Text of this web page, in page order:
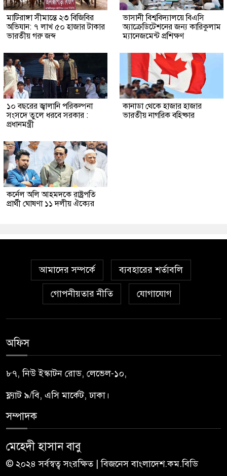
মাটিরাঙ্গা সীমান্তে ২৩ বিজিবির
অভিযান: ৭ লাখ ৫০ হাজার টাকার
ভারতীয় গরু জব্দ
ভাসানী বিশ্ববিদ্যালয়ে বিএসি
অ্যাক্রেডিটেশনের জন্য কারিকুলাম
ম্যানেজমেন্ট প্রশিক্ষণ
১০ বছরের জ্বালানি পরিকল্পনা
সংসদে তুলে ধরবে সরকার :
প্রধানমন্ত্রী
কানাডা থেকে হাজার হাজার
ভারতীয় নাগরিক বহিষ্কার
কর্নেল অলি আহমদকে রাষ্ট্রপতি
প্রার্থী ঘোষণা ১১ দলীয় ঐক্যের
আমাদের সম্পর্কে ব্যবহারের শর্তাবলি
গোপনীয়তার নীতি যোগাযোগ
অফিস
৮৭, নিউ ইস্কাটন রোড, লেভেল-১০,
ফ্ল্যাট ৯/বি, এসি মার্কেট, ঢাকা।
সম্পাদক
মেহেদী হাসান বাবু
© ২০২৪ সর্বস্বত্ব সংরক্ষিত | বিজনেস বাংলাদেশ.কম.বিডি